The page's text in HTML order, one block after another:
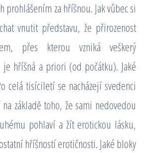
prohlášením za hříšnou. Jak vůbec si
vnutit představu, že přirozenost
přes kterou vzniká veškerý
je hříšná a priori (od počátku). Jaké
celá tisíciletí se nacházejí svedenci
základě toho, že sami nedovedou
pohlaví a žít erotickou lásku,
hříšností erotičnosti. Jaké bloky